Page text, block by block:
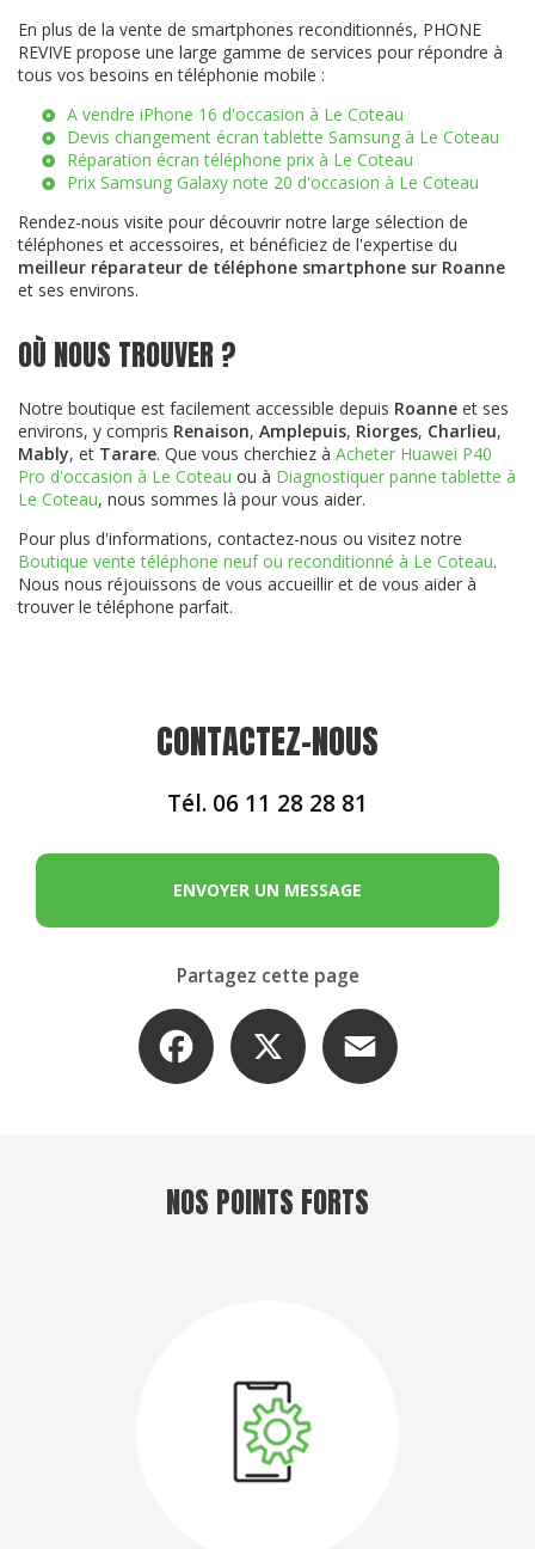
En plus de la vente de smartphones reconditionnés, PHONE
REVIVE propose une large gamme de services pour répondre à
tous vos besoins en téléphonie mobile :
A vendre iPhone 16 d'occasion à Le Coteau
Devis changement écran tablette Samsung à Le Coteau
Réparation écran téléphone prix à Le Coteau
Prix Samsung Galaxy note 20 d'occasion à Le Coteau
Rendez-nous visite pour découvrir notre large sélection de
téléphones et accessoires, et bénéficiez de l'expertise du
meilleur réparateur de téléphone smartphone sur Roanne
et ses environs.
OÙ NOUS TROUVER ?
Notre boutique est facilement accessible depuis Roanne et ses
environs, y compris Renaison, Amplepuis, Riorges, Charlieu,
Mably, et Tarare. Que vous cherchiez à Acheter Huawei P40
Pro d'occasion à Le Coteau ou à Diagnostiquer panne tablette à
Le Coteau, nous sommes là pour vous aider.
Pour plus d'informations, contactez-nous ou visitez notre
Boutique vente téléphone neuf ou reconditionné à Le Coteau.
Nous nous réjouissons de vous accueillir et de vous aider à
trouver le téléphone parfait.
CONTACTEZ-NOUS
Tél. 06 11 28 28 81
ENVOYER UN MESSAGE
Partagez cette page
Facebook
NOS POINTS FORTS